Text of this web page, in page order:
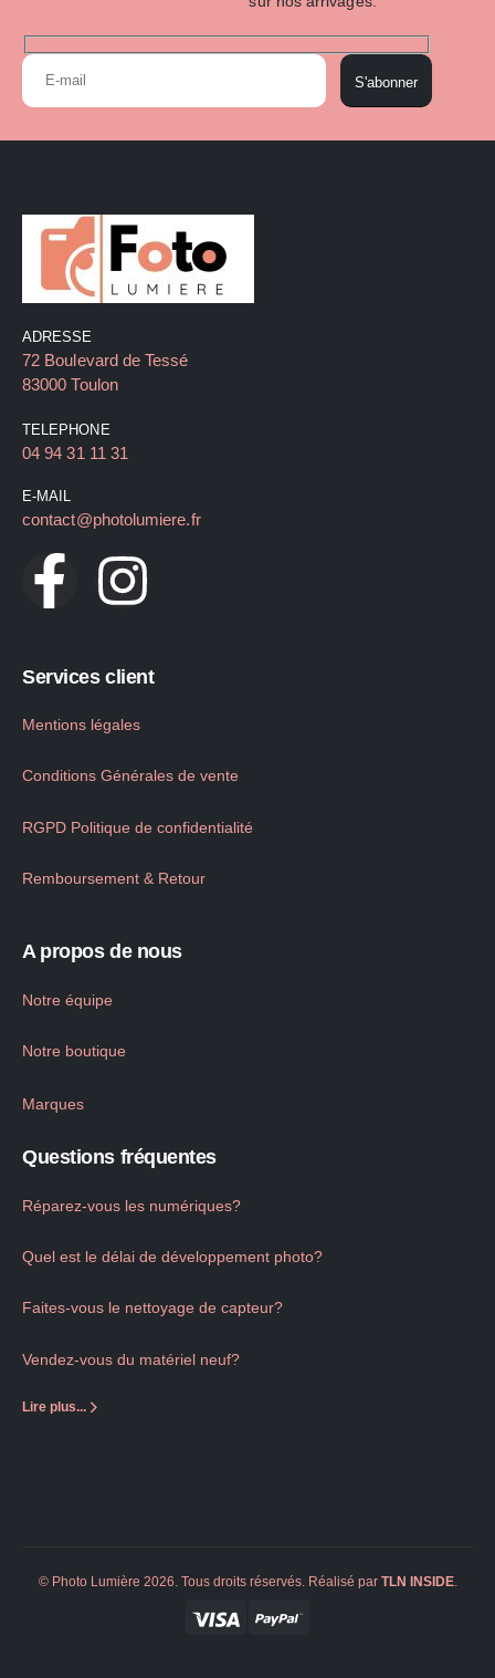
S'abonner
ADRESSE
72 Boulevard de Tessé
83000 Toulon
TELEPHONE
04 94 31 11 31
E-MAIL
contact@photolumiere.fr
Services client
Mentions légales
Conditions Générales de vente
RGPD Politique de confidentialité
Remboursement & Retour
A propos de nous
Notre équipe
Notre boutique
Marques
Questions fréquentes
Réparez-vous les numériques?
Quel est le délai de développement photo?
Faites-vous le nettoyage de capteur?
Vendez-vous du matériel neuf?
Lire plus...
© Photo Lumière 2026. Tous droits réservés. Réalisé par TLN INSIDE.